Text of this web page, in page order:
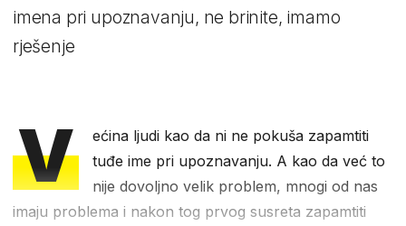
imena pri upoznavanju, ne brinite, imamo
rješenje
V
ećina ljudi kao da ni ne pokuša zapamtiti
tuđe ime pri upoznavanju. A kao da već to
nije dovoljno velik problem, mnogi od nas
imaju problema i nakon tog prvog susreta zapamtiti